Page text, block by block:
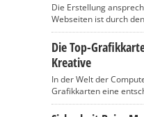
Die Erstellung
Webseiten ist durch
Die Top-
Kreative
In der Welt der
Grafikkarten eine